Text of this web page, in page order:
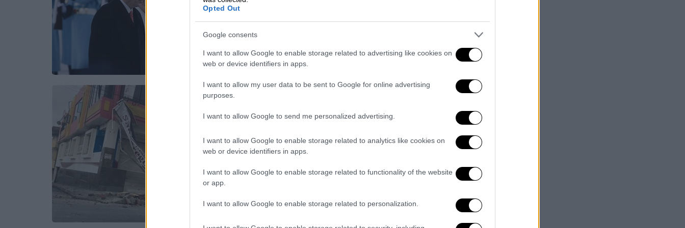
Opted Out
Google consents
I want to allow Google to enable storage related to advertising like cookies on
web or device identifiers in apps.
I want to allow my user data to be sent to Google for online advertising
purposes.
I want to allow Google to send me personalized advertising.
I want to allow Google to enable storage related to analytics like cookies on
web or device identifiers in apps.
I want to allow Google to enable storage related to functionality of the website
or app.
I want to allow Google to enable storage related to personalization.
διαπολιτισμική αβροφροσύνη, μια
σχέση που ισορροπούσε ανάμεσα στη
διπλωματία των θρησκειών
Σεισμός στον Ισημερινό:
Τουλάχιστον 20 τραυματίες -
Ζημιές σε κτίρια
κεφάλι και πολλές κατοικίες